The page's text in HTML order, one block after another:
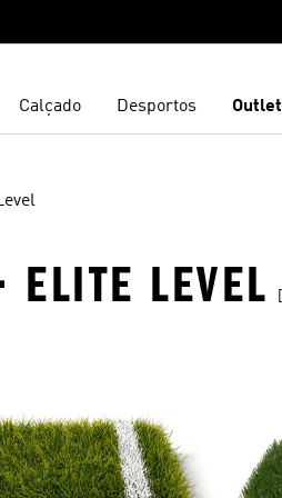
Calçado Desportos Outlet
ELITE LEVEL